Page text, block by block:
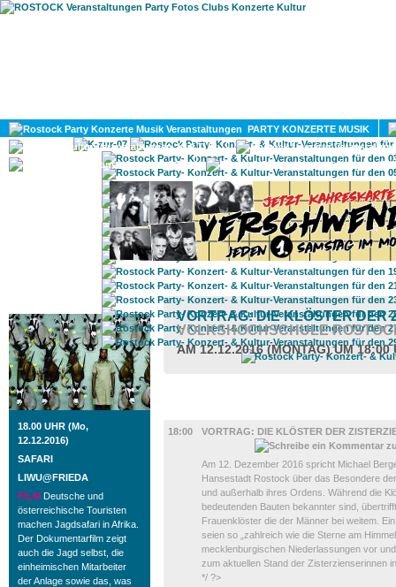
PARTY KONZERTE MUSIK
KULTUR
GAY
ROSTOCK TAGESTIPP
18.00 UHR (Mo,
12.12.2016)
SAFARI
LIWU@FRIEDA
FILM Deutsche und
österreichische Touristen
machen Jagdsafari in Afrika.
Der Dokumentarfilm zeigt
auch die Jagd selbst, die
einheimischen Mitarbeiter
der Anlage sowie das, was
VORTRAG: DIE KLÖSTER DER
VOLKSHOCHSCHULE
AM 12.12.2016 (MONTAG) UM 18:00
18:00
VORTRAG: DIE KLÖSTER DER
Am 12. Dezember 2016 spricht Michael
Hansestadt Rostock über das Besondere
und außerhalb ihres Ordens. Während die
bedeutenden Bauten bekannter sind,
Frauenklöster die der Männer bei weitem.
seien so „zahlreich wie die Sterne am
mecklenburgischen Niederlassungen vor
zum aktuellen Stand der Zisterzienserinnen
*/ ?>